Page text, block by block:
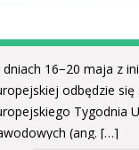
dniach 16−20 maja z
odbędzie
Tygodnia
(ang. […]